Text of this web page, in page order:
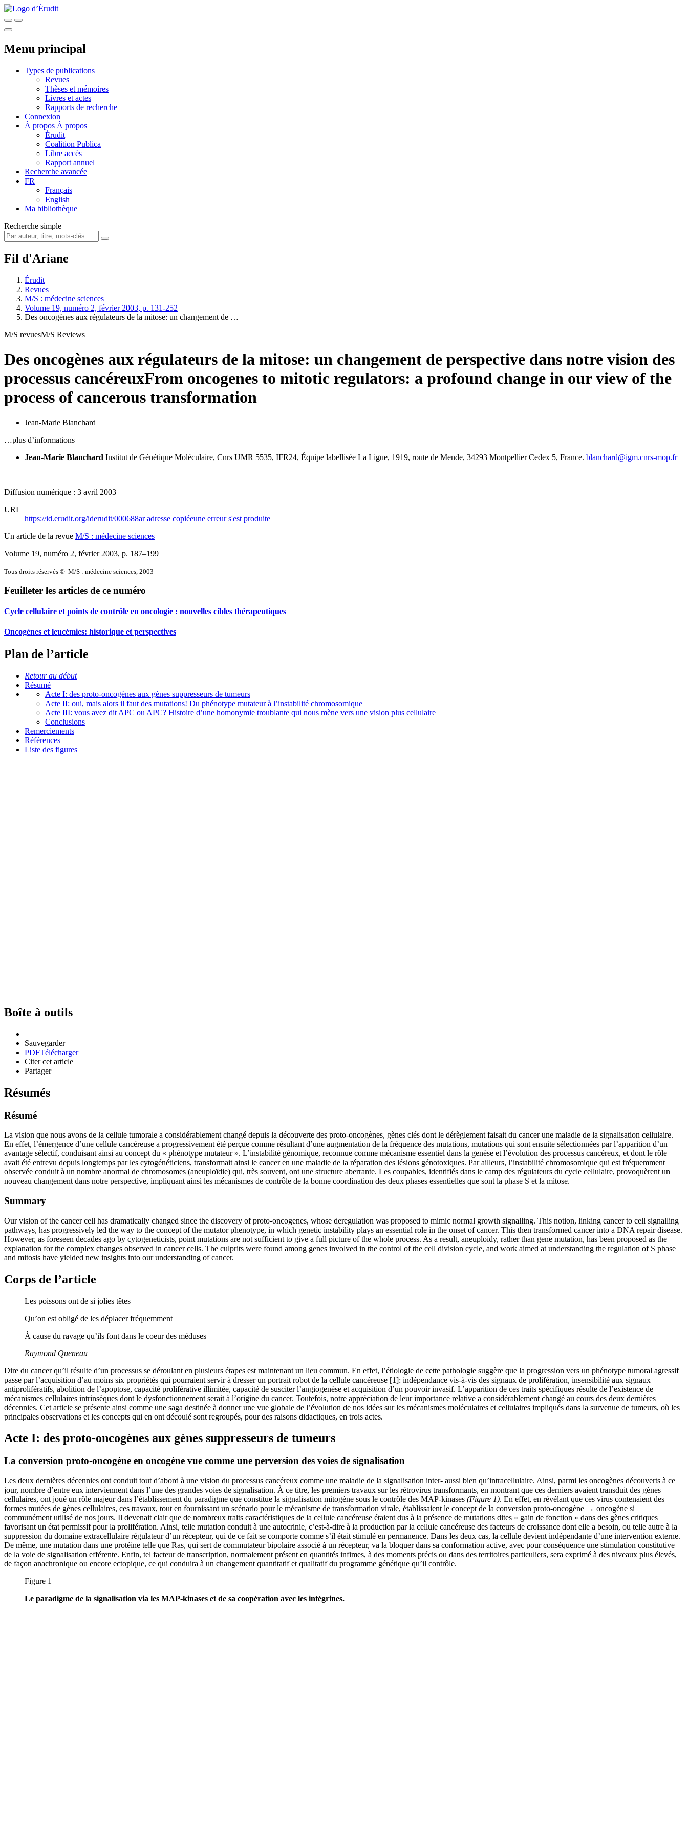
Menu principal
Types de publications
Revues
Thèses et mémoires
Livres et actes
Rapports de recherche
Connexion
À propos À propos
Érudit
Coalition Publica
Libre accès
Rapport annuel
Recherche avancée
FR
Français
English
Ma bibliothèque
Recherche simple
Fil d'Ariane
Érudit
Revues
M/S : médecine sciences
Volume 19, numéro 2, février 2003, p. 131-252
Des oncogènes aux régulateurs de la mitose: un changement de …
M/S revuesM/S Reviews
Des oncogènes aux régulateurs de la mitose: un changement de perspective dans notre vision des
processus cancéreuxFrom oncogenes to mitotic regulators: a profound change in our view of the
process of cancerous transformation
Jean-Marie Blanchard
…plus d’informations
Jean-Marie Blanchard Institut de Génétique Moléculaire, Cnrs UMR 5535, IFR24, Équipe labellisée La Ligue, 1919, route de Mende, 34293 Montpellier Cedex 5, France. blanchard@igm.cnrs-mop.fr
Diffusion numérique : 3 avril 2003
URI
https://id.erudit.org/iderudit/000688aradresse copiéeune erreur s'est produite
Un article de la revue M/S : médecine sciences
Volume 19, numéro 2, février 2003, p. 187–199
Tous droits réservés © M/S : médecine sciences, 2003
Feuilleter les articles de ce numéro
Cycle cellulaire et points de contrôle en oncologie : nouvelles cibles thérapeutiques
Oncogènes et leucémies: historique et perspectives
Plan de l’article
Retour au début
Résumé
Acte I: des proto-oncogènes aux gènes suppresseurs de tumeurs
Acte II: oui, mais alors il faut des mutations! Du phénotype mutateur à l’instabilité chromosomique
Acte III: vous avez dit APC ou APC? Histoire d’une homonymie troublante qui nous mène vers une vision plus cellulaire
Conclusions
Remerciements
Références
Liste des figures
Boîte à outils
Sauvegarder
PDFTélécharger
Citer cet article
Partager
Résumés
Résumé
La vision que nous avons de la cellule tumorale a considérablement changé depuis la découverte des proto-oncogènes, gènes clés dont le dérèglement faisait du cancer une maladie de la signalisation cellulaire.
En effet, l’émergence d’une cellule cancéreuse a progressivement été perçue comme résultant d’une augmentation de la fréquence des mutations, mutations qui sont ensuite sélectionnées par l’apparition d’un
avantage sélectif, conduisant ainsi au concept du « phénotype mutateur ». L’instabilité génomique, reconnue comme mécanisme essentiel dans la genèse et l’évolution des processus cancéreux, et dont le rôle
avait été entrevu depuis longtemps par les cytogénéticiens, transformait ainsi le cancer en une maladie de la réparation des lésions génotoxiques. Par ailleurs, l’instabilité chromosomique qui est fréquemment
observée conduit à un nombre anormal de chromosomes (aneuploïdie) qui, très souvent, ont une structure aberrante. Les coupables, identifiés dans le camp des régulateurs du cycle cellulaire, provoquèrent un
nouveau changement dans notre perspective, impliquant ainsi les mécanismes de contrôle de la bonne coordination des deux phases essentielles que sont la phase S et la mitose.
Summary
Our vision of the cancer cell has dramatically changed since the discovery of proto-oncogenes, whose deregulation was proposed to mimic normal growth signalling. This notion, linking cancer to cell signalling
pathways, has progressively led the way to the concept of the mutator phenotype, in which genetic instability plays an essential role in the onset of cancer. This then transformed cancer into a DNA repair disease.
However, as foreseen decades ago by cytogeneticists, point mutations are not sufficient to give a full picture of the whole process. As a result, aneuploidy, rather than gene mutation, has been proposed as the
explanation for the complex changes observed in cancer cells. The culprits were found among genes involved in the control of the cell division cycle, and work aimed at understanding the regulation of S phase
and mitosis have yielded new insights into our understanding of cancer.
Corps de l’article
Les poissons ont de si jolies têtes
Qu’on est obligé de les déplacer fréquemment
À cause du ravage qu’ils font dans le coeur des méduses
Raymond Queneau
Dire du cancer qu’il résulte d’un processus se déroulant en plusieurs étapes est maintenant un lieu commun. En effet, l’étiologie de cette pathologie suggère que la progression vers un phénotype tumoral agressif
passe par l’acquisition d’au moins six propriétés qui pourraient servir à dresser un portrait robot de la cellule cancéreuse [1]: indépendance vis-à-vis des signaux de prolifération, insensibilité aux signaux
antiprolifératifs, abolition de l’apoptose, capacité proliférative illimitée, capacité de susciter l’angiogenèse et acquisition d’un pouvoir invasif. L’apparition de ces traits spécifiques résulte de l’existence de
mécanismes cellulaires intrinsèques dont le dysfonctionnement serait à l’origine du cancer. Toutefois, notre appréciation de leur importance relative a considérablement changé au cours des deux dernières
décennies. Cet article se présente ainsi comme une saga destinée à donner une vue globale de l’évolution de nos idées sur les mécanismes moléculaires et cellulaires impliqués dans la survenue de tumeurs, où les
principales observations et les concepts qui en ont découlé sont regroupés, pour des raisons didactiques, en trois actes.
Acte I: des proto-oncogènes aux gènes suppresseurs de tumeurs
La conversion proto-oncogène en oncogène vue comme une perversion des voies de signalisation
Les deux dernières décennies ont conduit tout d’abord à une vision du processus cancéreux comme une maladie de la signalisation inter- aussi bien qu’intracellulaire. Ainsi, parmi les oncogènes découverts à ce
jour, nombre d’entre eux interviennent dans l’une des grandes voies de signalisation. À ce titre, les premiers travaux sur les rétrovirus transformants, en montrant que ces derniers avaient transduit des gènes
cellulaires, ont joué un rôle majeur dans l’établissement du paradigme que constitue la signalisation mitogène sous le contrôle des MAP-kinases (Figure 1). En effet, en révélant que ces virus contenaient des
formes mutées de gènes cellulaires, ces travaux, tout en fournissant un scénario pour le mécanisme de transformation virale, établissaient le concept de la conversion proto-oncogène → oncogène si
communément utilisé de nos jours. Il devenait clair que de nombreux traits caractéristiques de la cellule cancéreuse étaient dus à la présence de mutations dites « gain de fonction » dans des gènes critiques
favorisant un état permissif pour la prolifération. Ainsi, telle mutation conduit à une autocrinie, c’est-à-dire à la production par la cellule cancéreuse des facteurs de croissance dont elle a besoin, ou telle autre à la
suppression du domaine extracellulaire régulateur d’un récepteur, qui de ce fait se comporte comme s’il était stimulé en permanence. Dans les deux cas, la cellule devient indépendante d’une intervention externe.
De même, une mutation dans une protéine telle que Ras, qui sert de commutateur bipolaire associé à un récepteur, va la bloquer dans sa conformation active, avec pour conséquence une stimulation constitutive
de la voie de signalisation efférente. Enfin, tel facteur de transcription, normalement présent en quantités infimes, à des moments précis ou dans des territoires particuliers, sera exprimé à des niveaux plus élevés,
de façon anachronique ou encore ectopique, ce qui conduira à un changement quantitatif et qualitatif du programme génétique qu’il contrôle.
Figure 1
Le paradigme de la signalisation via les MAP-kinases et de sa coopération avec les intégrines.